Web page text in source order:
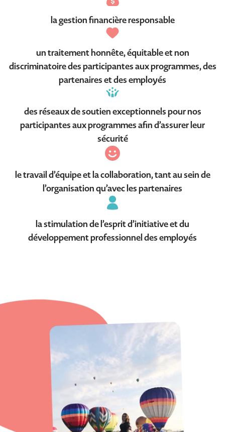
la gestion financière responsable
un traitement honnête, équitable et non
discriminatoire des participantes aux programmes, des
partenaires et des employés
des réseaux de soutien exceptionnels pour nos
participantes aux programmes afin d’assurer leur
sécurité
le travail d’équipe et la collaboration, tant au sein de
l’organisation qu’avec les partenaires
la stimulation de l’esprit d’initiative et du
développement professionnel des employés